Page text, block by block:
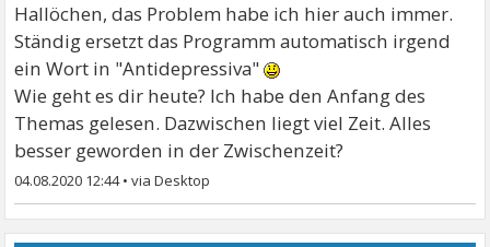
Hallöchen, das Problem habe ich hier auch immer.
Ständig ersetzt das Programm automatisch irgend
ein Wort in "Antidepressiva"
Wie geht es dir heute? Ich habe den Anfang des
Themas gelesen. Dazwischen liegt viel Zeit. Alles
besser geworden in der Zwischenzeit?
04.08.2020 12:44•